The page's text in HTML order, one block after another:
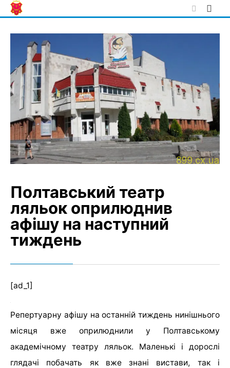
Skip
to
Полтавський театр
ляльок оприлюднив
афішу на наступний
тиждень
[ad_1]
Репертуарну афішу на останній тиждень нинішнього
місяця вже оприлюднили у Полтавському
академічному театру ляльок. Маленькі і дорослі
глядачі побачать як вже знані вистави, так і